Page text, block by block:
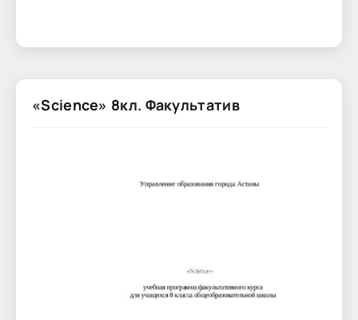
«Science» 8кл. Факультатив